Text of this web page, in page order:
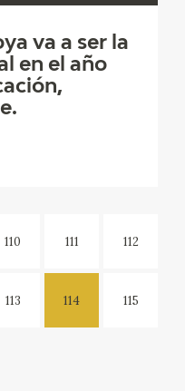
va a ser la
en el año
110 111 112
113 114 115